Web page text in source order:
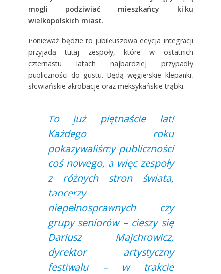
mogli podziwiać mieszkańcy kilku
wielkopolskich miast.
Ponieważ będzie to jubileuszowa edycja Integracji
przyjadą tutaj zespoły, które w ostatnich
czternastu latach najbardziej przypadły
publiczności do gustu. Będą węgierskie klepanki,
słowiańskie akrobacje oraz meksykańskie trąbki.
To już piętnaście lat!
Każdego roku
pokazywaliśmy publiczności
coś nowego, a więc zespoły
z różnych stron świata,
tancerzy
niepełnosprawnych czy
grupy seniorów – cieszy się
Dariusz Majchrowicz,
dyrektor artystyczny
festiwalu – w trakcie